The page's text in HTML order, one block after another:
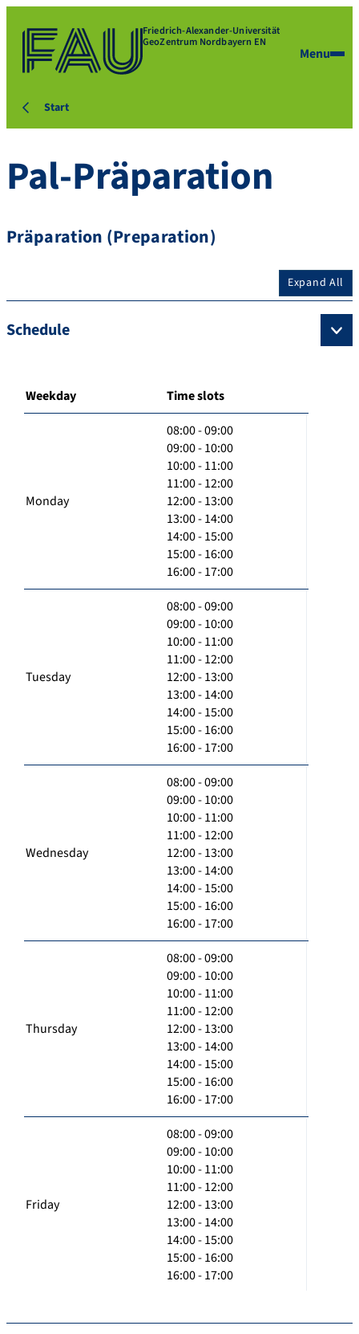
Friedrich-Alexander-Universität
GeoZentrum Nordbayern EN
Menu
Start
Pal-Präparation
Präparation (Preparation)
Expand All
Schedule
Weekday Time slots
Monday
08:00 - 09:00
09:00 - 10:00
10:00 - 11:00
11:00 - 12:00
12:00 - 13:00
13:00 - 14:00
14:00 - 15:00
15:00 - 16:00
16:00 - 17:00
Tuesday
08:00 - 09:00
09:00 - 10:00
10:00 - 11:00
11:00 - 12:00
12:00 - 13:00
13:00 - 14:00
14:00 - 15:00
15:00 - 16:00
16:00 - 17:00
Wednesday
08:00 - 09:00
09:00 - 10:00
10:00 - 11:00
11:00 - 12:00
12:00 - 13:00
13:00 - 14:00
14:00 - 15:00
15:00 - 16:00
16:00 - 17:00
Thursday
08:00 - 09:00
09:00 - 10:00
10:00 - 11:00
11:00 - 12:00
12:00 - 13:00
13:00 - 14:00
14:00 - 15:00
15:00 - 16:00
16:00 - 17:00
Friday
08:00 - 09:00
09:00 - 10:00
10:00 - 11:00
11:00 - 12:00
12:00 - 13:00
13:00 - 14:00
14:00 - 15:00
15:00 - 16:00
16:00 - 17:00